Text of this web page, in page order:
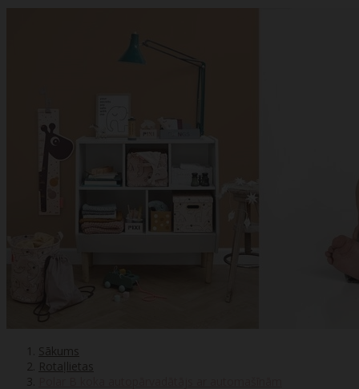
Sākums
Rotaļlietas